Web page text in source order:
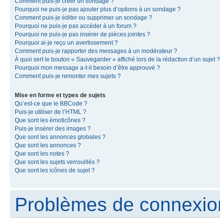
Pourquoi ne puis-je pas ajouter plus d’options à un sondage ?
Comment puis-je éditer ou supprimer un sondage ?
Pourquoi ne puis-je pas accéder à un forum ?
Pourquoi ne puis-je pas insérer de pièces jointes ?
Pourquoi ai-je reçu un avertissement ?
Comment puis-je rapporter des messages à un modérateur ?
À quoi sert le bouton « Sauvegarder » affiché lors de la rédaction d’un sujet ?
Pourquoi mon message a-t-il besoin d’être approuvé ?
Comment puis-je remonter mes sujets ?
Mise en forme et types de sujets
Qu’est-ce que le BBCode ?
Puis-je utiliser de l’HTML ?
Que sont les émoticônes ?
Puis-je insérer des images ?
Que sont les annonces globales ?
Que sont les annonces ?
Que sont les notes ?
Que sont les sujets verrouillés ?
Que sont les icônes de sujet ?
Problèmes de